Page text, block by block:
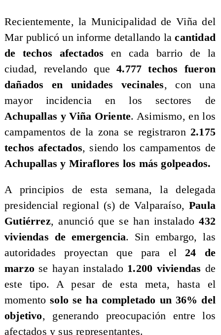
​Recientemente, la Municipalidad de Viña del
Mar publicó un informe detallando la cantidad
de techos afectados en cada barrio de la
ciudad, revelando que4.777 techos fueron
dañados en unidades vecinales, con una
mayor incidencia en los sectores de
Achupallas y Viña Oriente. Asimismo, en los
campamentos de la zona se registraron 2.175
techos afectados, siendo los campamentos de
Achupallas y Miraflores los más golpeados.
​A principios de esta semana, la delegada
presidencial regional (s) de Valparaíso,Paula
Gutiérrez, anunció que se han instalado432
viviendas de emergencia. Sin embargo, las
autoridades proyectan que para el 24 de
marzose hayan instalado 1.200 viviendas de
este tipo. A pesar de esta meta, hasta el
momentosolo se ha completado un 36% del
objetivo, generando preocupación entre los
afectados y sus representantes.